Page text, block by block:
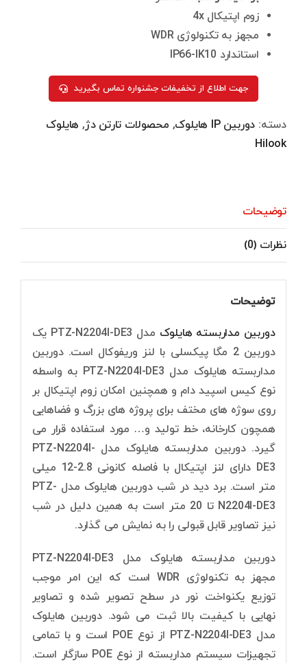
زوم اپتیکال 4x
مجهز به تکنولوژی WDR
استاندارد IP66-IK10
جهت اطلاع از تخفیفات جشنواره تماس بگیرید
دسته: دوربین IP هایلوک , محصولات تارتن دژ, هایلوک
Hilook
توضیحات
نظرات (0)
توضیحات
دوربین مداربسته هایلوک
مدل PTZ-N2204I-DE3 یک
دوربین 2 مگا پیکسلی با لنز وریفوکال است. دوربین
مداربسته هایلوک مدل PTZ-N2204I-DE3 به واسطه
نوع کیس اسپید دام و همچنین امکان زوم اپتیکال بر
روی سوژه های مختف برای پروژه های بزرگ و فضاهایی
همچون کارخانه، خط تولید و… مورد استفاده قرار می
گیرد. دوربین مداربسته هایلوک مدل PTZ-N2204I-
DE3 دارای لنز اپتیکال با فاصله کانونی 2.8-12 میلی
متر است. برد دید در شب دوربین هایلوک مدل PTZ-
N2204I-DE3 تا 20 متر است به همین دلیل در شب
نیز تصاویر قابل قبولی را به نمایش می گذارد.
دوربین مداربسته هایلوک مدل PTZ-N2204I-DE3
مجهز به تکنولوژی WDR است که این امر موجب
توزیع یکنواخت نور در سطح تصویر شده و تصاویر
نهایی با کیفیت بالا ثبت می شود. دوربین هایلوک
مدل PTZ-N2204I-DE3 از نوع POE است و با تمامی
تجهیزات سیستم مداربسته از نوع POE سازگار است.